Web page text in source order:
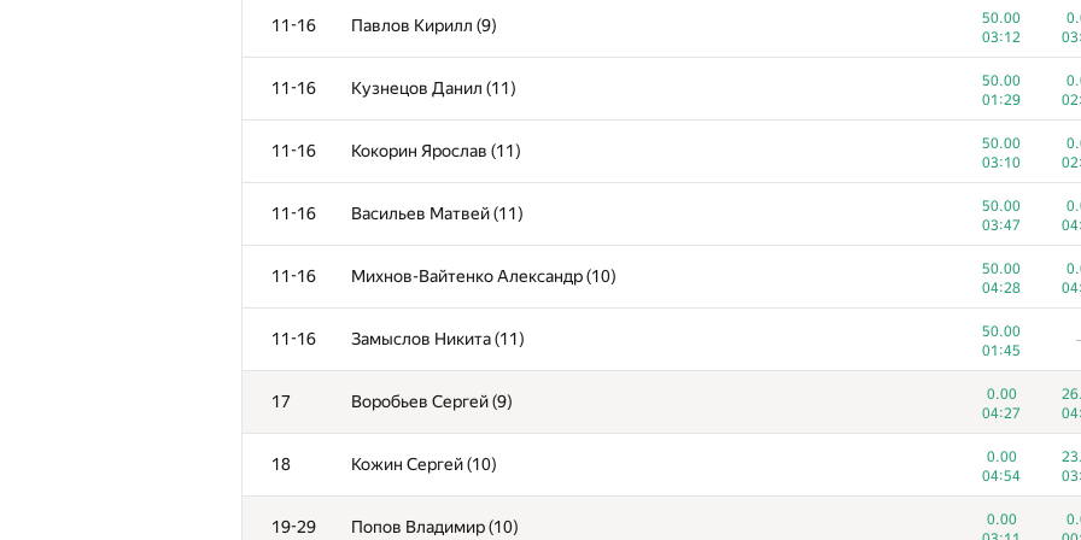
11-16 Павлов Кирилл (9)
50.00
03:12
11-16 Кузнецов Данил (11)
50.00
01:29
11-16 Кокорин Ярослав (11)
50.00
03:10
11-16 Васильев Матвей (11)
50.00
03:47
11-16 Михнов-Вайтенко Александр (10)
50.00
04:28
11-16 Замыслов Никита (11)
50.00
01:45
17 Воробьев Сергей (9)
0.00
04:27
18 Кожин Сергей (10)
0.00
04:54
19-29 Попов Владимир (10)
0.00
№ Участник 1
50/108 35/
100.00
00:28
100.00
00:26
100.00
03:36
50.00
04:57
100.00
03:04
0.00
04:33